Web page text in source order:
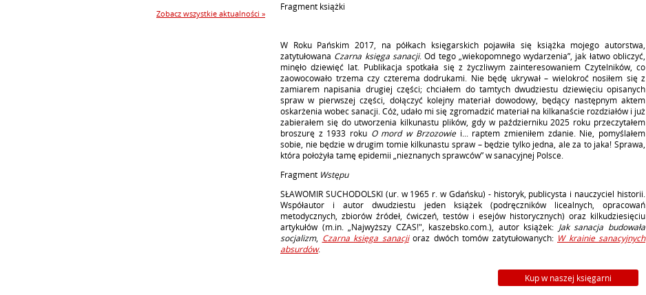
Zobacz wszystkie aktualności »
Fragment książki
W Roku Pańskim 2017, na półkach księgarskich pojawiła się książka mojego autorstwa,
zatytułowana Czarna księga sanacji. Od tego „wiekopomnego wydarzenia”, jak łatwo obliczyć,
minęło dziewięć lat. Publikacja spotkała się z życzliwym zainteresowaniem Czytelników, co
zaowocowało trzema czy czterema dodrukami. Nie będę ukrywał – wielokroć nosiłem się z
zamiarem napisania drugiej części; chciałem do tamtych dwudziestu dziewięciu opisanych
spraw w pierwszej części, dołączyć kolejny materiał dowodowy, będący następnym aktem
oskarżenia wobec sanacji. Cóż, udało mi się zgromadzić materiał na kilkanaście rozdziałów i już
zabierałem się do utworzenia kilkunastu plików, gdy w październiku 2025 roku przeczytałem
broszurę z 1933 roku O mord w Brzozowiei... raptem zmieniłem zdanie. Nie, pomyślałem
sobie, nie będzie w drugim tomie kilkunastu spraw – będzie tylko jedna, ale za to jaka! Sprawa,
która położyła tamę epidemii „nieznanych sprawców” w sanacyjnej Polsce.
Fragment Wstępu
SŁAWOMIR SUCHODOLSKI (ur. w 1965 r. w Gdańsku) - historyk, publicysta i nauczyciel historii.
Współautor i autor dwudziestu jeden książek (podręczników licealnych, opracowań
metodycznych, zbiorów źródeł, ćwiczeń, testów i esejów historycznych) oraz kilkudziesięciu
artykułów (m.in. „Najwyższy CZAS!", kaszebsko.com.), autor książek: Jak sanacja budowała
socjalizm, Czarna księga sanacji oraz dwóch tomów zatytułowanych: W krainie sanacyjnych
absurdów.
Kup w naszej księgarni